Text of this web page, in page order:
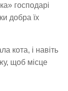
господарі
добра їх
кота, і навіть
щоб місце